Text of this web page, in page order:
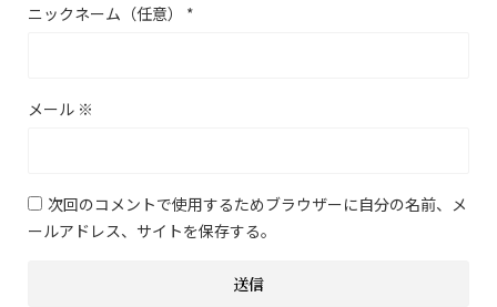
ニックネーム（任意） *
メール ※
次回のコメントで使用するためブラウザーに自分の名前、メ
ールアドレス、サイトを保存する。